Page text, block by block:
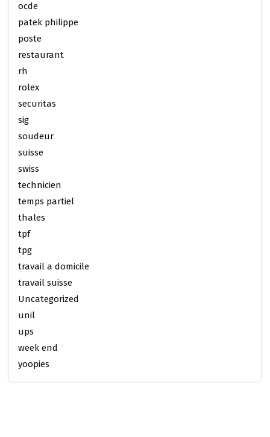
ocde
patek philippe
poste
restaurant
rh
rolex
securitas
sig
soudeur
suisse
swiss
technicien
temps partiel
thales
tpf
tpg
travail a domicile
travail suisse
Uncategorized
unil
ups
week end
yoopies